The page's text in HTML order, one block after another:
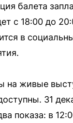
балета
с 18:00 до
в
на живые
31
показа: в